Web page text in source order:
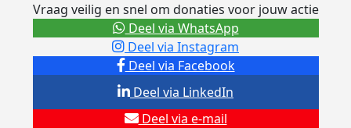
Vraag veilig en snel om donaties voor jouw actie
Deel via Facebook
Deel via Instagram
Deel via e-mail
Deel via LinkedIn
Deel via WhatsApp